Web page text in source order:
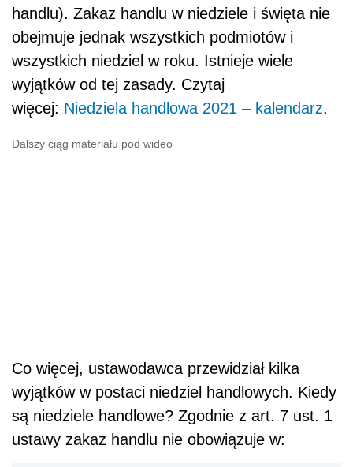
handlu). Zakaz handlu w niedziele i święta nie
obejmuje jednak wszystkich podmiotów i
wszystkich niedziel w roku. Istnieje wiele
wyjątków od tej zasady. Czytaj
więcej: Niedziela handlowa 2021 – kalendarz.
Dalszy ciąg materiału pod wideo
Co więcej, ustawodawca przewidział kilka
wyjątków w postaci niedziel handlowych. Kiedy
są niedziele handlowe? Zgodnie z art. 7 ust. 1
ustawy zakaz handlu nie obowiązuje w: